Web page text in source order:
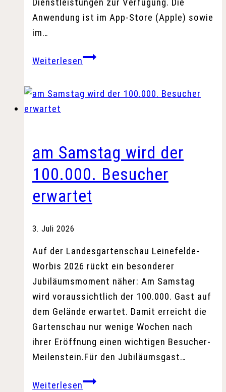
Dienstleistungen zur Verfügung. Die
Anwendung ist im App-Store (Apple) sowie
im…
WeiterlesenLeinefelde-
startet
Stadt-
am Samstag wird der
100.000. Besucher
erwartet
3. Juli 2026
Auf der Landesgartenschau Leinefelde-
Worbis 2026 rückt ein besonderer
Jubiläumsmoment näher: Am Samstag
wird voraussichtlich der 100.000. Gast auf
dem Gelände erwartet. Damit erreicht die
Gartenschau nur wenige Wochen nach
ihrer Eröffnung einen wichtigen Besucher-
Meilenstein.Für den Jubiläumsgast…
Weiterlesenam